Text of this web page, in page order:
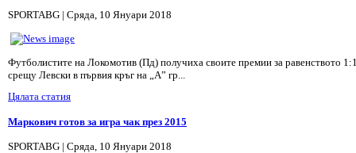
SPORTABG | Сряда, 10 Януари 2018
Футболистите на Локомотив (Пд) получиха своите премии за равенството
срещу Левски в първия кръг на „А” гр...
Цялата статия
Маркович готов за игра чак през 2015
SPORTABG | Сряда, 10 Януари 2018